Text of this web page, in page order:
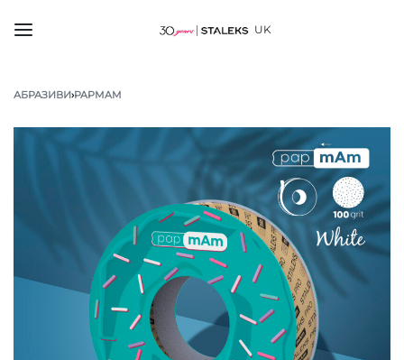
UK
АБРАЗИВИ›PAPMAM